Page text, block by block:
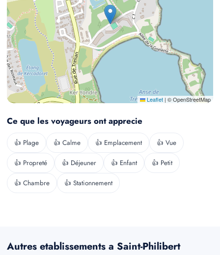
Leaflet|© OpenStreetMap
Ce que les voyageurs ont apprecie
👍 Plage 👍 Calme 👍 Emplacement 👍 Vue
👍 Propreté 👍 Déjeuner 👍 Enfant 👍 Petit
👍 Chambre 👍 Stationnement
Autres etablissements a Saint-Philibert